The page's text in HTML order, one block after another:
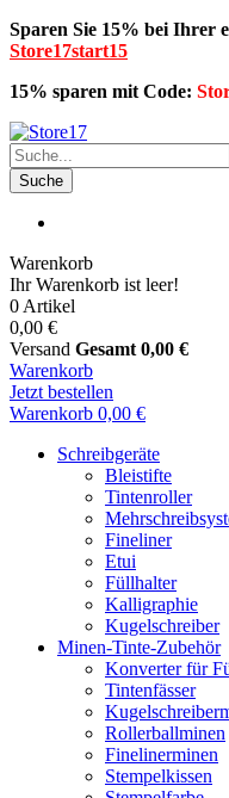
Sparen Sie 15% bei Ihrer
Store17start15
15% sparen mit Code:
Suche
Warenkorb
Ihr Warenkorb ist leer!
0 Artikel
0,00 €
Versand Gesamt 0,00 €
Warenkorb
Jetzt bestellen
Warenkorb 0,00 €
Schreibgeräte
Bleistifte
Tintenroller
Fineliner
Etui
Füllhalter
Kalligraphie
Kugelschreiber
Minen-Tinte-Zubehör
Konverter für
Tintenfässer
Rollerballminen
Finelinerminen
Stempelkissen